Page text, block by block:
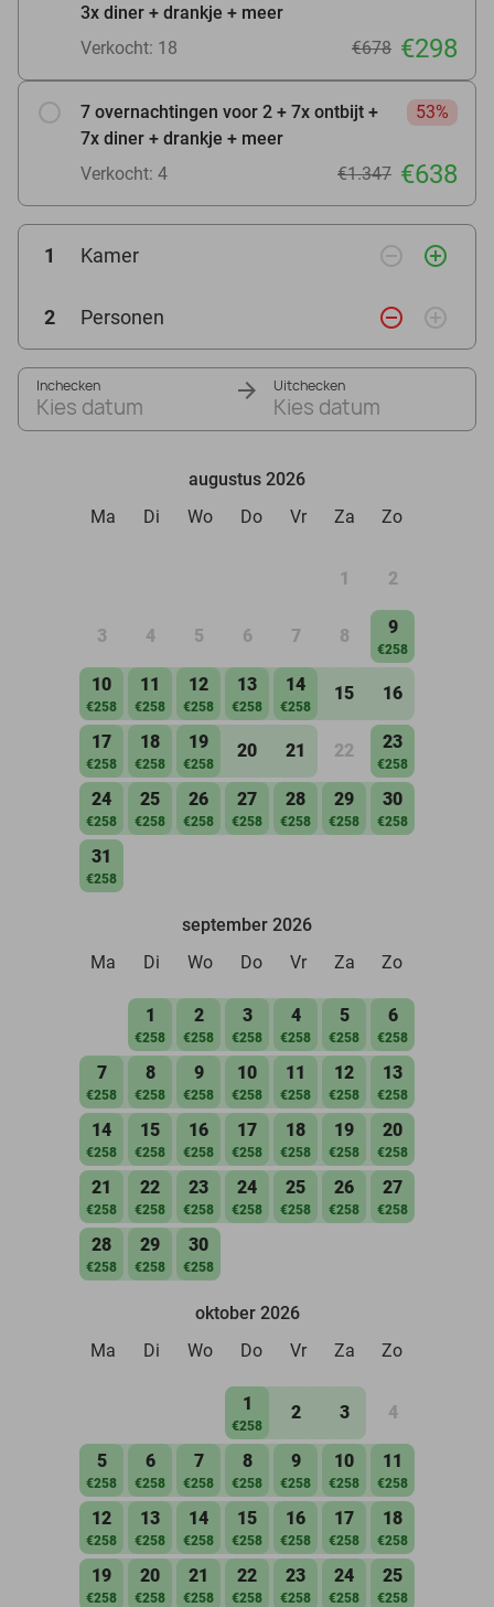
3x diner + drankje + meer
Verkocht: 18 €678 €298
7 overnachtingen voor 2 + 7x ontbijt +
7x diner + drankje + meer
53%
Verkocht: 4 €1.347 €638
1 Kamer remove_circle_outline add_circle_outline
2 Personen remove_circle_outline add_circle_outline
Inchecken
Kies datum
Uitchecken
Kies datum
augustus 2026
Ma
Di Wo Do Vr Za Zo
1 2
3 4 5 6 7 8 9
€258
10
€258
11
€258
12
€258
13
€258
14
€258
15 16
17
€258
18
€258
19
€258
20 21 22 23
€258
24
€258
25
€258
26
€258
27
€258
28
€258
29
€258
30
€258
31
€258
september 2026
Ma
Di Wo Do Vr Za Zo
1
€258
2
€258
3
€258
4
€258
5
€258
6
€258
7
€258
8
€258
9
€258
10
€258
11
€258
12
€258
13
€258
14
€258
15
€258
16
€258
17
€258
18
€258
19
€258
20
€258
21
€258
22
€258
23
€258
24
€258
25
€258
26
€258
27
€258
28
€258
29
€258
30
€258
oktober 2026
Ma
Di Wo Do Vr Za Zo
1
€258
2 3 4
5
€258
6
€258
7
€258
8
€258
9
€258
10
€258
11
€258
12
€258
13
€258
14
€258
15
€258
16
€258
17
€258
18
€258
19
€258
20
€258
21
€258
22
€258
23
€258
24
€258
25
€258